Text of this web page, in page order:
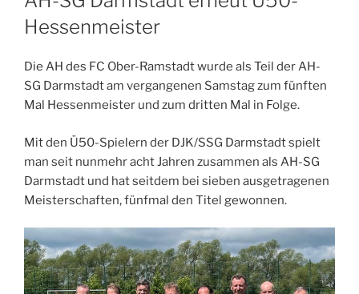
Hessenmeister
Die AH des FC Ober-Ramstadt wurde als Teil der AH-
SG Darmstadt am vergangenen Samstag zum fünften
Mal Hessenmeister und zum dritten Mal in Folge.
Mit den Ü50-Spielern der DJK/SSG Darmstadt spielt
man seit nunmehr acht Jahren zusammen als AH-SG
Darmstadt und hat seitdem bei sieben ausgetragenen
Meisterschaften, fünfmal den Titel gewonnen.